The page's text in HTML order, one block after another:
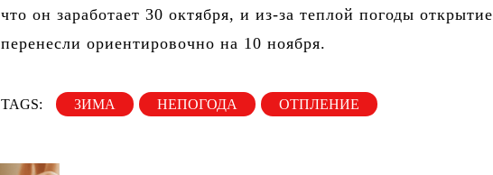
что он заработает 30 октября, и из-за теплой погоды открытие
перенесли ориентировочно на 10 ноября.
TAGS: ЗИМА НЕПОГОДА ОТПЛЕНИЕ